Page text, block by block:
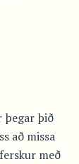
þegar þið
að missa
með